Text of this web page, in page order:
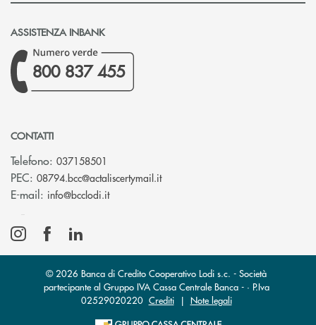
ASSISTENZA INBANK
800 837 455
CONTATTI
Telefono: 037158501
PEC: 08794.bcc@actaliscertymail.it(si apre l’app di posta
E-mail: info@bcclodi.it(si apre l’app di posta elettronica)
© 2026 Banca di Credito Cooperativo Lodi s.c. - Società
partecipante al Gruppo IVA Cassa Centrale Banca - · P.Iva
02529020220 Crediti| Note legali